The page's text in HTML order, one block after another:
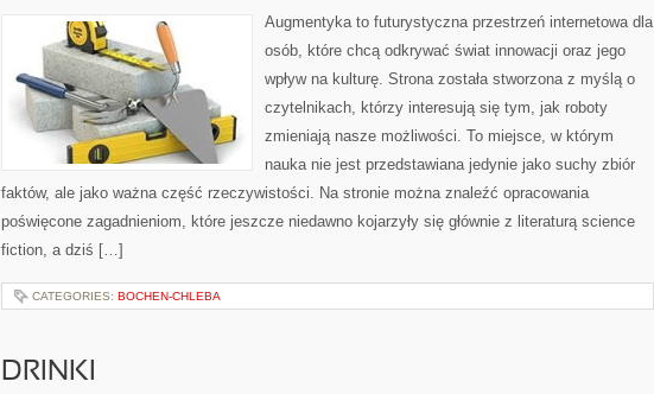
PRAKTYCE
Augmentyka to futurystyczna przestrzeń internetowa dla
osób, które chcą odkrywać świat innowacji oraz jego
wpływ na kulturę. Strona została stworzona z myślą o
czytelnikach, którzy interesują się tym, jak roboty
zmieniają nasze możliwości. To miejsce, w którym
nauka nie jest przedstawiana jedynie jako suchy zbiór
faktów, ale jako ważna część rzeczywistości. Na stronie można znaleźć opracowania
poświęcone zagadnieniom, które jeszcze niedawno kojarzyły się głównie z literaturą science
fiction, a dziś […]
CATEGORIES: BOCHEN-CHLEBA
DRINKI